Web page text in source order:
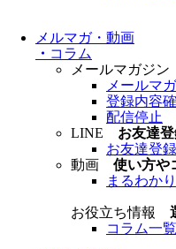
メルマガ・動画
・ コラム
メールマガジン
メールマ
登録内容
配信停止
LINE お友達
お友達登録
動画 使い方や
まるわか
お役立ち情報
コラム一覧